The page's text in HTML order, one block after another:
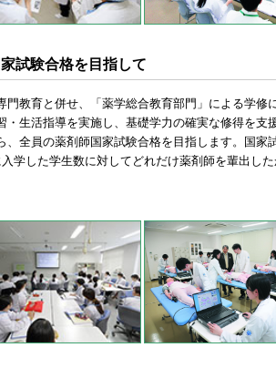
試験合格を目指して
門教育と併せ、「薬学総合教育部門」による学修
・生活指導を実施し、基礎学力の確実な修得を支
、全員の薬剤師国家試験合格を目指します。国家
学した学生数に対してどれだけ薬剤師を輩出し